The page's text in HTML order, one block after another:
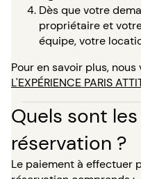
Dès que votre
propriétaire et
équipe, votre
Pour en savoir plus,
L'EXPÉRIENCE PARIS
Quels sont
réservation ?
Le paiement à effectuer